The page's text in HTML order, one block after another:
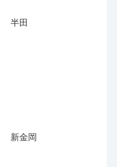
半田
新金岡